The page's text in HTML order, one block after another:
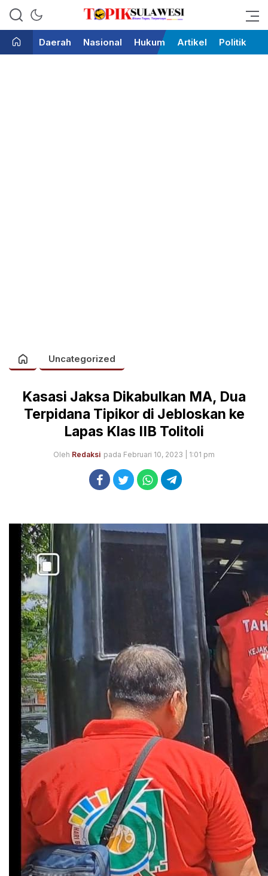
Topik Sulawesi
Bicara Tegas Terpercaya
Daerah
Nasional Hukum Artikel Politik
Uncategorized
Kasasi Jaksa Dikabulkan MA, Dua
Terpidana Tipikor di Jebloskan ke
Lapas Klas IIB Tolitoli
Oleh Redaksi pada Februari 10, 2023 | 1:01 pm